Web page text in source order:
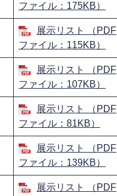
ファイル：175KB）
展示リスト （PDF
ファイル：115KB）
展示リスト （PDF
ファイル：107KB）
展示リスト （PDF
ファイル：81KB）
​展示リスト （PDF
ファイル：139KB）
展示リスト （PDF